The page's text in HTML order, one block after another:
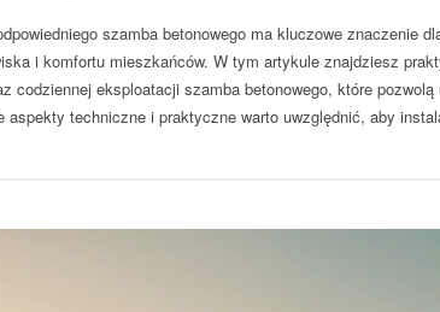
szamba betonowego ma kluczowe znaczenie
i komfortu mieszkańców. W tym artykule znajdziesz
codziennej eksploatacji szamba betonowego, które
aspekty techniczne i praktyczne warto uwzględnić, aby